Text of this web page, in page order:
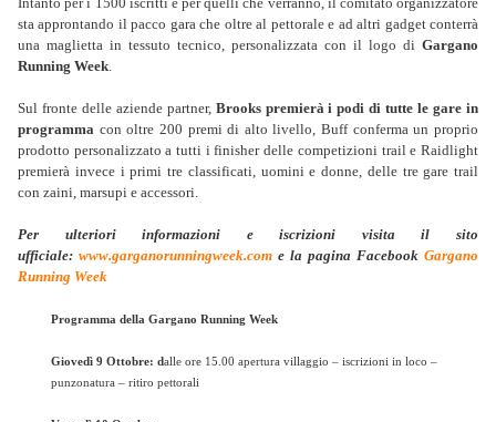
sta approntando il pacco gara che oltre al pettorale e ad altri gadget conterrà
una maglietta in tessuto tecnico, personalizzata con il logo di Gargano
Running Week.
Sul fronte delle aziende partner, Brooks premierà i podi di tutte le gare in
programma con oltre 200 premi di alto livello, Buff conferma un proprio
prodotto personalizzato a tutti i finisher delle competizioni trail e Raidlight
premierà invece i primi tre classificati, uomini e donne, delle tre gare trail
con zaini, marsupi e accessori.
Per ulteriori informazioni e iscrizioni visita il sito
ufficiale: www.garganorunningweek.com e la pagina Facebook Gargano
Running Week
Programma della Gargano Running Week
Giovedì 9 Ottobre: dalle ore 15.00 apertura villaggio – iscrizioni in loco –
punzonatura – ritiro pettorali